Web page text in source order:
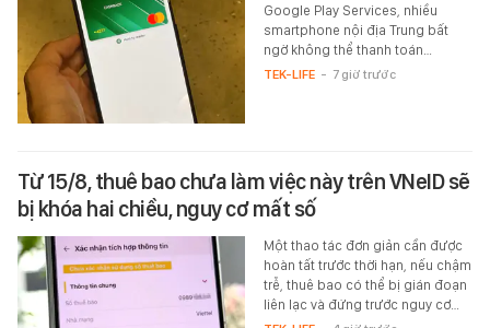
Google Play Services, nhiều
smartphone nội địa Trung bất
ngờ không thể thanh toán…
TEK-LIFE - 7 giờ trước
Từ 15/8, thuê bao chưa làm việc này trên VNeID sẽ
bị khóa hai chiều, nguy cơ mất số
Một thao tác đơn giản cần được
hoàn tất trước thời hạn, nếu chậm
trễ, thuê bao có thể bị gián đoạn
liên lạc và đứng trước nguy cơ…